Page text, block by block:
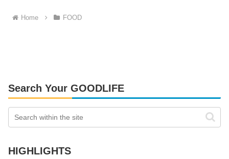
Home FOOD
Search Your GOODLIFE
HIGHLIGHTS